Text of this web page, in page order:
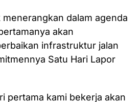
dalam agenda
akan
infrastruktur jalan
Satu Hari Lapor
pertama kami bekerja akan